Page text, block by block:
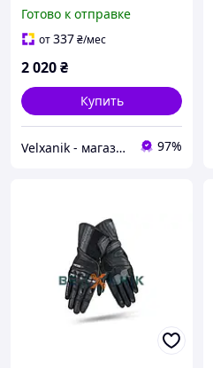
Готово к отправке
от337₴/мес
2 020₴
Купить
Velxanik - магазин мототехники, велотоваров, с/х техники, аксессуаров и запчастей 97%